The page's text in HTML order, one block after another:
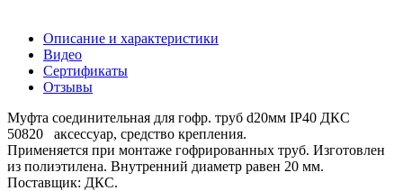
Описание и характеристики
Видео
Сертификаты
Отзывы
Муфта соединительная для гофр. труб d20мм IP40 ДКС
50820 аксессуар, средство крепления.
Применяется при монтаже гофрированных труб. Изготовлен
из полиэтилена. Внутренний диаметр равен 20 мм.
Поставщик: ДКС.